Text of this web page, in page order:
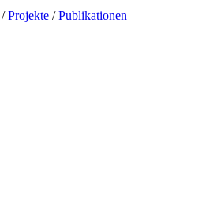
/Projekte /Publikationen